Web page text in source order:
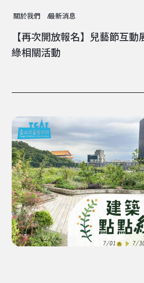
關於我們 最新消息
【再次開放報名】兒藝節互
綠相關活動